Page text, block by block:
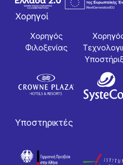
Χορηγοί
Χορηγός
Φιλοξενίας
Υποστηρικτές